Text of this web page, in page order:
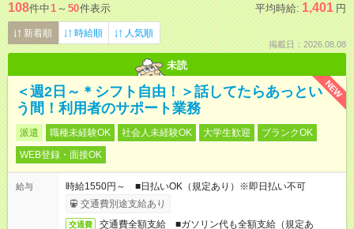
108件中1 ～ 50件表示 平均時給: 1,401 円
新着順 時給順 人気順
掲載日：2026.08.08
未読
NEW
＜週2日～＊シフト自由！＞話してたらあっとい
う間！利用者のサポート業務
派遣 職種未経験OK 社会人未経験OK 大学生歓迎
ブランクOK
WEB登録・面接OK
給与
時給1550円～ ■日払いOK（規定あり）※即日払い不可
交通費別途支給あり
交通費
交通費全額支給 ■ガソリン代も全額支給（規定あ